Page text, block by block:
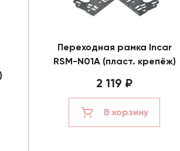
Переходная рамка Incar
RSM-N01A (пласт. крепёж)
2 119 ₽
В корзину